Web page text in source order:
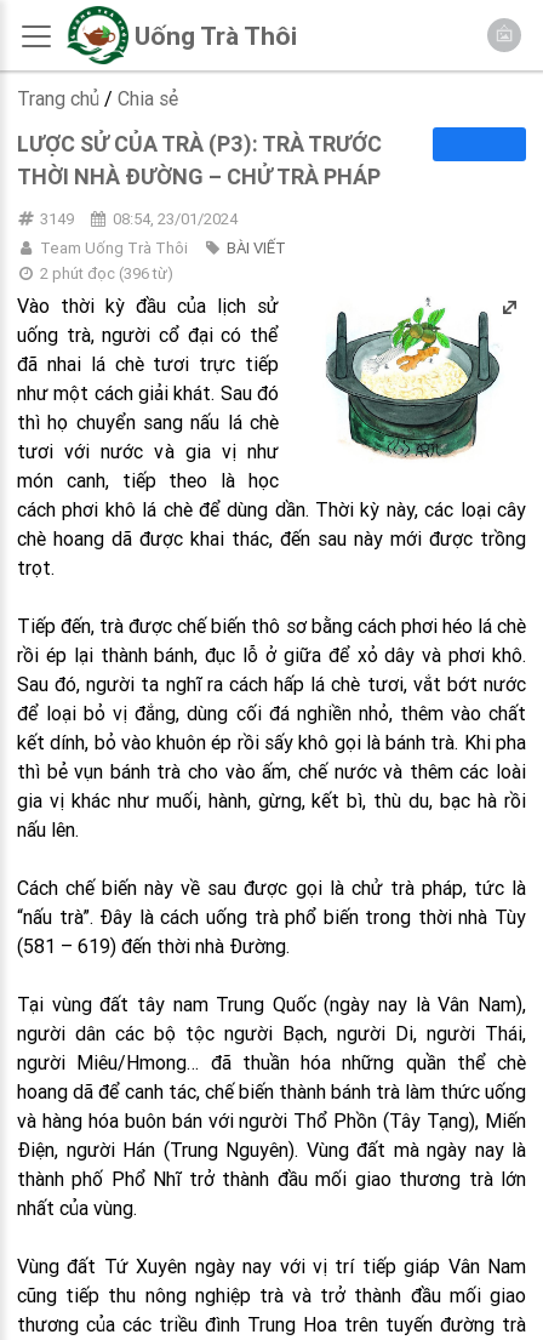
Uống Trà Thôi
Trang chủ / Chia sẻ
LƯỢC SỬ CỦA TRÀ (P3): TRÀ TRƯỚC
THỜI NHÀ ĐƯỜNG – CHỬ TRÀ PHÁP
3149
08:54, 23/01/2024
Team Uống Trà Thôi
BÀI VIẾT
2 phút đọc(396từ)
Vào thời kỳ đầu của lịch sử
uống trà, người cổ đại có thể
đã nhai lá chè tươi trực tiếp
như một cách giải khát. Sau đó
thì họ chuyển sang nấu lá chè
tươi với nước và gia vị như
món canh, tiếp theo là học
cách phơi khô lá chè để dùng dần. Thời kỳ này, các loại cây
chè hoang dã được khai thác, đến sau này mới được trồng
trọt.
Tiếp đến, trà được chế biến thô sơ bằng cách phơi héo lá chè
rồi ép lại thành bánh, đục lỗ ở giữa để xỏ dây và phơi khô.
Sau đó, người ta nghĩ ra cách hấp lá chè tươi, vắt bớt nước
để loại bỏ vị đắng, dùng cối đá nghiền nhỏ, thêm vào chất
kết dính, bỏ vào khuôn ép rồi sấy khô gọi là bánh trà. Khi pha
thì bẻ vụn bánh trà cho vào ấm, chế nước và thêm các loài
gia vị khác như muối, hành, gừng, kết bì, thù du, bạc hà rồi
nấu lên.
Cách chế biến này về sau được gọi là chử trà pháp, tức là
“nấu trà”. Đây là cách uống trà phổ biến trong thời nhà Tùy
(581 – 619) đến thời nhà Đường.
Tại vùng đất tây nam Trung Quốc (ngày nay là Vân Nam),
người dân các bộ tộc người Bạch, người Di, người Thái,
người Miêu/Hmong… đã thuần hóa những quần thể chè
hoang dã để canh tác, chế biến thành bánh trà làm thức uống
và hàng hóa buôn bán với người Thổ Phồn (Tây Tạng), Miến
Điện, người Hán (Trung Nguyên). Vùng đất mà ngày nay là
thành phố Phổ Nhĩ trở thành đầu mối giao thương trà lớn
nhất của vùng.
Vùng đất Tứ Xuyên ngày nay với vị trí tiếp giáp Vân Nam
cũng tiếp thu nông nghiệp trà và trở thành đầu mối giao
thương của các triều đình Trung Hoa trên tuyến đường trà